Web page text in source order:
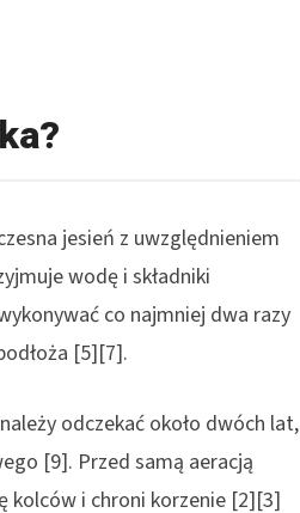
jesień z uwzględnieniem
wodę i składniki
co najmniej dwa razy
[5][7].
odczekać około dwóch lat,
[9]. Przed samą aeracją
kolców i chroni korzenie [2][3]